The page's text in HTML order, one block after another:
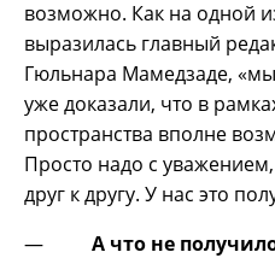
возможно. Как на одной
выразилась главный
Гюльнара Мамедзаде,
уже доказали, что в
пространства вполне
Просто надо с
друг к другу. У нас это
— А что не